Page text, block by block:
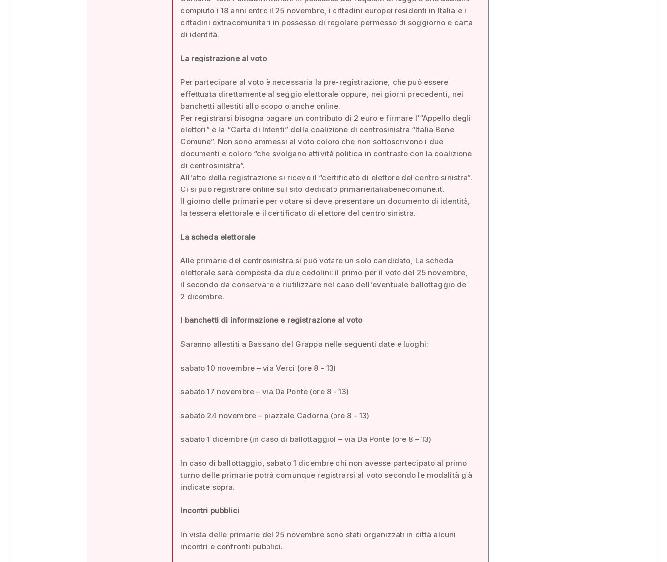
compiuto i 18 anni entro il 25 novembre, i cittadini europei residenti in Italia e i
cittadini extracomunitari in possesso di regolare permesso di soggiorno e carta
di identità.
La registrazione al voto
Per partecipare al voto è necessaria la pre-registrazione, che può essere
effettuata direttamente al seggio elettorale oppure, nei giorni precedenti, nei
banchetti allestiti allo scopo o anche online.
Per registrarsi bisogna pagare un contributo di 2 euro e firmare l'“Appello degli
elettori” e la “Carta di Intenti” della coalizione di centrosinistra “Italia Bene
Comune”. Non sono ammessi al voto coloro che non sottoscrivono i due
documenti e coloro “che svolgano attività politica in contrasto con la coalizione
di centrosinistra”.
All'atto della registrazione si riceve il “certificato di elettore del centro sinistra”.
Ci si può registrare online sul sito dedicato primarieitaliabenecomune.it.
Il giorno delle primarie per votare si deve presentare un documento di identità,
la tessera elettorale e il certificato di elettore del centro sinistra.
La scheda elettorale
Alle primarie del centrosinistra si può votare un solo candidato, La scheda
elettorale sarà composta da due cedolini: il primo per il voto del 25 novembre,
il secondo da conservare e riutilizzare nel caso dell'eventuale ballottaggio del
2 dicembre.
I banchetti di informazione e registrazione al voto
Saranno allestiti a Bassano del Grappa nelle seguenti date e luoghi:
sabato 10 novembre – via Verci (ore 8 - 13)
sabato 17 novembre – via Da Ponte (ore 8 - 13)
sabato 24 novembre – piazzale Cadorna (ore 8 - 13)
sabato 1 dicembre (in caso di ballottaggio) – via Da Ponte (ore 8 – 13)
In caso di ballottaggio, sabato 1 dicembre chi non avesse partecipato al primo
turno delle primarie potrà comunque registrarsi al voto secondo le modalità già
indicate sopra.
Incontri pubblici
In vista delle primarie del 25 novembre sono stati organizzati in città alcuni
incontri e confronti pubblici.